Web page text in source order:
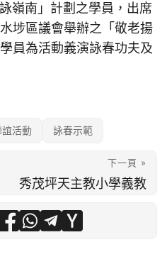
嶺南」計劃之學員，出席
埗區議會舉辦之「敬老揚
員為活動義演詠春功夫及
誼活動 詠春示範
下一頁 »
秀茂坪天主教小學義教